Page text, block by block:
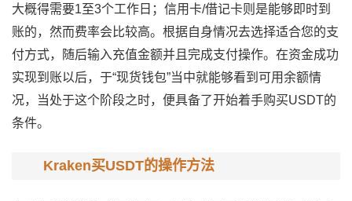
大概得需要1至3个工作日；信用卡/借记卡则是能够即时到
账的，然而费率会比较高。根据自身情况去选择适合您的支
付方式，随后输入充值金额并且完成支付操作。在资金成功
实现到账以后，于“现货钱包”当中就能够看到可用余额情
况，当处于这个阶段之时，便具备了开始着手购买USDT的
条件。
Kraken买USDT的操作方法